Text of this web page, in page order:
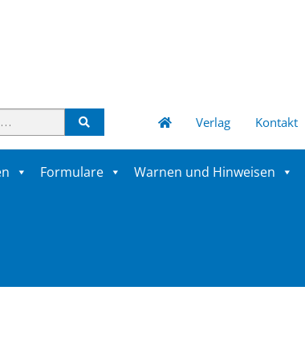
Verlag Kontakt
Formulare Warnen und Hinweisen